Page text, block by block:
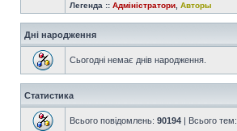
Легенда :: Адміністратори Авторы
Дні народження
Сьогодні немає днів народження.
Статистика
Всього повідомлень: 90194 | Всього тем: